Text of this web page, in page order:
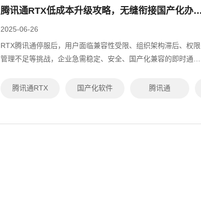
腾讯通RTX低成本升级攻略，无缝衔接国产化办公平台
2025-06-26
RTX腾讯通停服后，用户面临兼容性受限、组织架构滞后、权限
管理不足等挑战，企业急需稳定、安全、国产化兼容的即时通讯
无缝迁移、并行使用、多端适配...
腾讯通RTX 国产化软件 腾讯通